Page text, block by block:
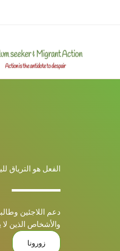
الفعل هو الترياق
دعم اللاجئين
والأشخاص الذين لا
زورونا